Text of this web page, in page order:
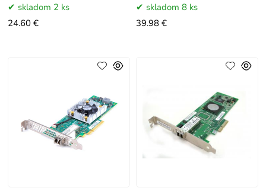
skladom 2 ks
24.60 €
skladom 8 ks
39.98 €